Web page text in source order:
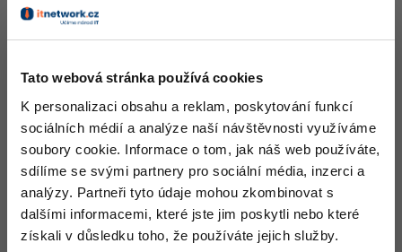
Tato webová stránka používá cookies
K personalizaci obsahu a reklam, poskytování funkcí
sociálních médií a analýze naší návštěvnosti využíváme
soubory cookie. Informace o tom, jak náš web používáte,
sdílíme se svými partnery pro sociální média, inzerci a
analýzy. Partneři tyto údaje mohou zkombinovat s
dalšími informacemi, které jste jim poskytli nebo které
získali v důsledku toho, že používáte jejich služby.
Díky. Samozřejmě, že mi nešlo o preznetaci mé 100% tvorby, ale
chtěl jsem pouze vědět, jak ta stránka působí, ale asi na ní nic
špatnýho, když nevíš, co napsat a raději opravuješ moje hrubky !
Neaktivní uživatel: 14.11.2013 21:30
Zas tak moc si nefandi. Tu hrubku jsem ti mimochodem chtěl
opravit taky
Když už bych nenašel nic jinýho, tak minimálně použití třídy
uroven1 - proč jsi to sakra udělal? Ale je tam toho mnohem víc,